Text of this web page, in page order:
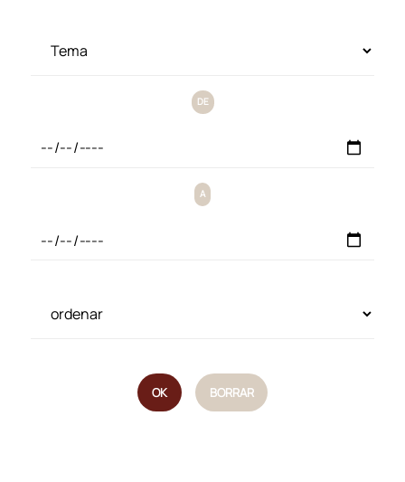
DE
A
OK BORRAR